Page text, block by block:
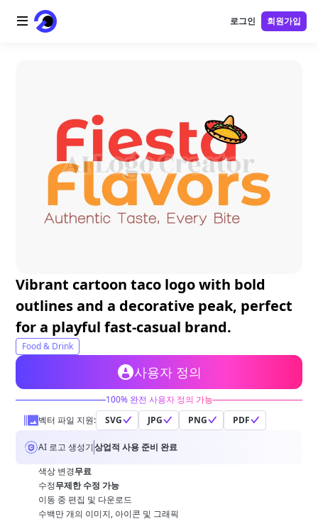
AI 비디오
AI 도구
블로그
무료 도구
로그인 회원가입
Vibrant cartoon taco logo with bold
outlines and a decorative peak, perfect
for a playful fast-casual brand.
Food & Drink
사용자 정의
100% 완전 사용자 정의 가능
벡터 파일 지원:
SVG JPG PNG PDF
AI 로고 생성기상업적 사용 준비 완료
색상 변경무료
수정무제한 수정 가능
이동 중 편집 및 다운로드
수백만 개의 이미지, 아이콘 및 그래픽